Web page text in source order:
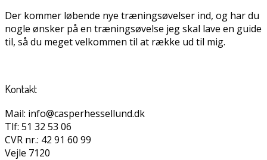
Der kommer løbende nye træningsøvelser ind, og har du
nogle ønsker på en træningsøvelse jeg skal lave en guide
til, så du meget velkommen til at række ud til mig.
Kontakt
Mail: info@casperhessellund.dk
Tlf: 51 32 53 06
CVR nr.: 42 91 60 99
Vejle 7120